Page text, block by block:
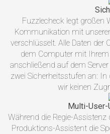
Fuzzlecheck legt großen
Kommunikation mit
verschlüsselt. Alle Daten der
dem Computer mit
anschließend auf dem
zwei Sicherheitsstufen an:
wir keinen
Multi-
Während die Regie-
Produktions-Assistent die